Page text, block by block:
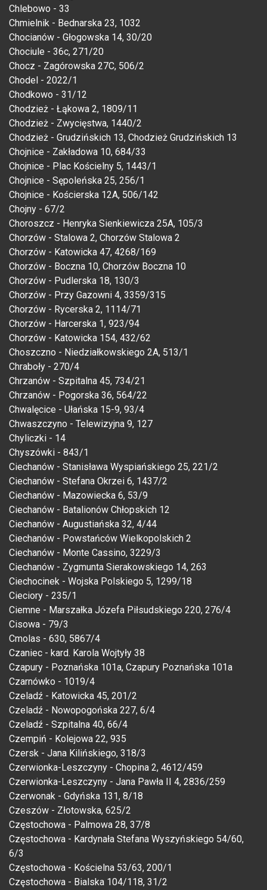
Chlebowo - 33
Chmielnik - Bednarska 23, 1032
Chocianów - Głogowska 14, 30/20
Chociule - 36c, 271/20
Chocz - Zagórowska 27C, 506/2
Chodel - 2022/1
Chodkowo - 31/12
Chodzież - Łąkowa 2, 1809/11
Chodzież - Zwycięstwa, 1440/2
Chodzież - Grudzińskich 13, Chodzież Grudzińskich 13
Chojnice - Zakładowa 10, 684/33
Chojnice - Plac Kościelny 5, 1443/1
Chojnice - Sępoleńska 25, 256/1
Chojnice - Kościerska 12A, 506/142
Chojny - 67/2
Choroszcz - Henryka Sienkiewicza 25A, 105/3
Chorzów - Stalowa 2, Chorzów Stalowa 2
Chorzów - Katowicka 47, 4268/169
Chorzów - Boczna 10, Chorzów Boczna 10
Chorzów - Pudlerska 18, 130/3
Chorzów - Przy Gazowni 4, 3359/315
Chorzów - Rycerska 2, 1114/71
Chorzów - Harcerska 1, 923/94
Chorzów - Katowicka 154, 432/62
Choszczno - Niedziałkowskiego 2A, 513/1
Chraboły - 270/4
Chrzanów - Szpitalna 45, 734/21
Chrzanów - Pogorska 36, 564/22
Chwalęcice - Ułańska 15-9, 93/4
Chwaszczyno - Telewizyjna 9, 127
Chyliczki - 14
Chyszówki - 843/1
Ciechanów - Stanisława Wyspiańskiego 25, 221/2
Ciechanów - Stefana Okrzei 6, 1437/2
Ciechanów - Mazowiecka 6, 53/9
Ciechanów - Batalionów Chłopskich 12
Ciechanów - Augustiańska 32, 4/44
Ciechanów - Powstańców Wielkopolskich 2
Ciechanów - Monte Cassino, 3229/3
Ciechanów - Zygmunta Sierakowskiego 14, 263
Ciechocinek - Wojska Polskiego 5, 1299/18
Cieciory - 235/1
Ciemne - Marszałka Józefa Piłsudskiego 220, 276/4
Cisowa - 79/3
Cmolas - 630, 5867/4
Czaniec - kard. Karola Wojtyły 38
Czapury - Poznańska 101a, Czapury Poznańska 101a
Czarnówko - 1019/4
Czeladź - Katowicka 45, 201/2
Czeladź - Nowopogońska 227, 6/4
Czeladź - Szpitalna 40, 66/4
Czempiń - Kolejowa 22, 935
Czersk - Jana Kilińskiego, 318/3
Czerwionka-Leszczyny - Chopina 2, 4612/459
Czerwionka-Leszczyny - Jana Pawła II 4, 2836/259
Czerwonak - Gdyńska 131, 8/18
Czeszów - Złotowska, 625/2
Częstochowa - Palmowa 28, 37/8
Częstochowa - Kardynała Stefana Wyszyńskiego 54/60,
6/3
Częstochowa - Kościelna 53/63, 200/1
Częstochowa - Bialska 104/118, 31/2